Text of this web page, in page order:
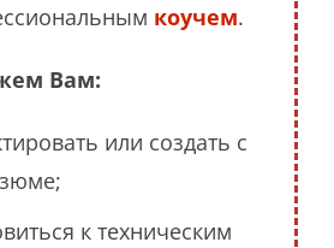
коучем.
Вам:
или создать с
к техническим